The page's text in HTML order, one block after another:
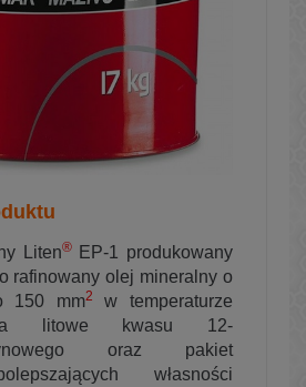
Liten®EP-1 produkowany
rafinowany olej mineralny o
150 mm2
w temperaturze
litowe kwasu 12-
oraz pakiet
własności